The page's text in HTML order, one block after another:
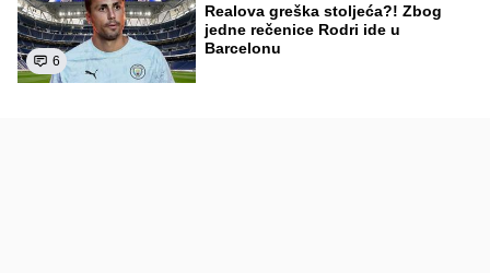
6
Realova greška stoljeća?! Zbog
jedne rečenice Rodri ide u
Barcelonu